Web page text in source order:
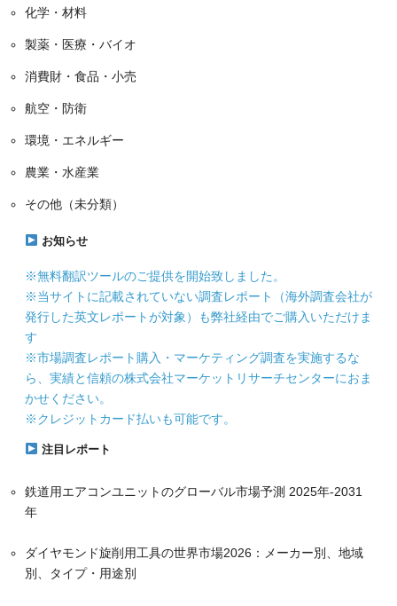
化学・材料
製薬・医療・バイオ
消費財・食品・小売
航空・防衛
環境・エネルギー
農業・水産業
その他（未分類）
お知らせ
※無料翻訳ツールのご提供を開始致しました。
※当サイトに記載されていない調査レポート（海外調査会社が
発行した英文レポートが対象）も弊社経由でご購入いただけま
す
※市場調査レポート購入・マーケティング調査を実施するな
ら、実績と信頼の株式会社マーケットリサーチセンターにおま
かせください。
※クレジットカード払いも可能です。
注目レポート
鉄道用エアコンユニットのグローバル市場予測 2025年-2031
年
ダイヤモンド旋削用工具の世界市場2026：メーカー別、地域
別、タイプ・用途別